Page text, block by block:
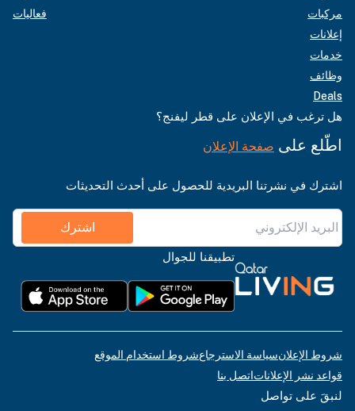
مركبات
إعلانات
خدمات
وظائف
Deals
فعاليات
هل ترغب في الإعلان على قطر ليفنج؟
اطّلع على صفحة الإعلان
اشترك في نشرتنا البريدية للحصول على أحدث التحديثات
اشترك
تطبيقنا للجوال
شروط الإعلانسياسة الاسترجاعشروط استخدام الموقع
قواعد نشر الإعلاناتاتصل بنا
لنبقَ على تواصل